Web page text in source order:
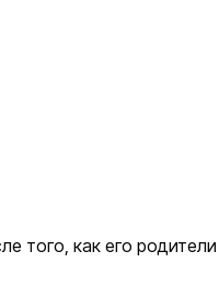
того, как его родители